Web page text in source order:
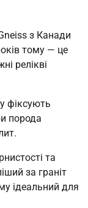
з Канади
тому — це
релікві
фіксують
порода
та
за граніт
ідеальний для